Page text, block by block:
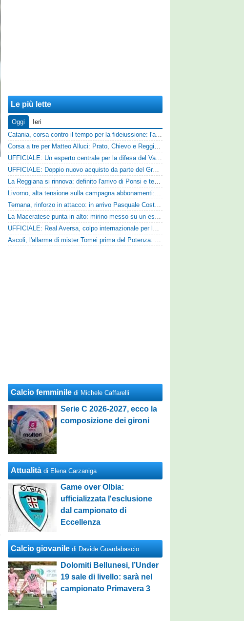
Le più lette
Oggi
Ieri
Catania, corsa contro il tempo per la fideiussione: l'annuncio della società e le ragioni dello slittamento
Corsa a tre per Matteo Alluci: Prato, Chievo e Reggina sul centrocampista
UFFICIALE: Un esperto centrale per la difesa del Vado
UFFICIALE: Doppio nuovo acquisto da parte del Grosseto
La Reggiana si rinnova: definito l'arrivo di Ponsi e test con l'Alcione
Livorno, alta tensione sulla campagna abbonamenti: la stoccata della Curva Nord alla società
Ternana, rinforzo in attacco: in arrivo Pasquale Costanzo dalla Paganese
La Maceratese punta in alto: mirino messo su un esperto centrocampista
UFFICIALE: Real Aversa, colpo internazionale per la difesa
Ascoli, l'allarme di mister Tomei prima del Potenza: «Mettiamoci l'elmetto, l'obiettivo è la salvezza e non dobbiamo vendere fumo!»
Calcio femminile di Michele Caffarelli
Serie C 2026-2027, ecco la
composizione dei gironi
Attualità di Elena Carzaniga
Game over Olbia:
ufficializzata l'esclusione
dal campionato di
Eccellenza
Calcio giovanile di Davide Guardabascio
Dolomiti Bellunesi, l’Under
19 sale di livello: sarà nel
campionato Primavera 3